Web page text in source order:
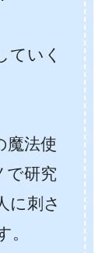
ていく
魔法使
で研究
に刺さ
。